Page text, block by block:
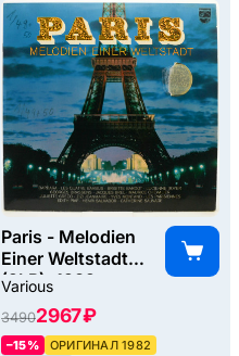
Paris - Melodien
Einer Weltstadt
(2LP), 1982
Various
34902967 ₽
–15%
ОРИГИНАЛ 1982